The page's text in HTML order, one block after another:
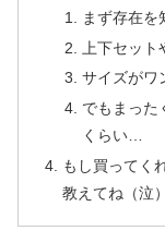
まず存在を
上下セッ
サイズがワ
でもまった
くらい…
もし買ってく
教えてね（泣）